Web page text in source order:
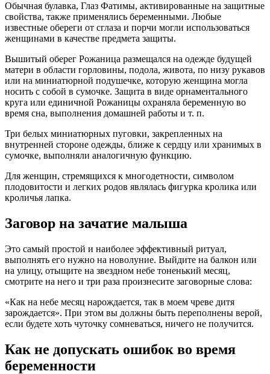
Обычная булавка, Глаз Фатимы, активированные на защитные
свойства, также применялись беременными. Любые
известные обереги от сглаза и порчи могли использоваться
женщинами в качестве предмета защиты.
Вышитый оберег Рожаница размещался на одежде будущей
матери в области горловины, подола, живота, по низу рукавов
или на миниатюрной подушечке, которую женщина могла
носить с собой в сумочке. Защита в виде орнаментального
круга или единичной Рожаницы охраняла беременную во
время сна, выполнения домашней работы и т. п.
Три белых миниатюрных пуговки, закрепленных на
внутренней стороне одежды, ближе к сердцу или хранимых в
сумочке, выполняли аналогичную функцию.
Для женщин, стремящихся к многодетности, символом
плодовитости и легких родов являлась фигурка кролика или
кроличья лапка.
Заговор на зачатие малыша
Это самый простой и наиболее эффективный ритуал,
выполнять его нужно на новолуние. Выйдите на балкон или
на улицу, отыщите на звездном небе тоненький месяц,
смотрите на него и три раза произнесите заговорные слова:
«Как на небе месяц нарождается, так в моем чреве дитя
зарождается». При этом вы должны быть переполнены верой,
если будете хоть чуточку сомневаться, ничего не получится.
Как не допускать ошибок во время
беременности